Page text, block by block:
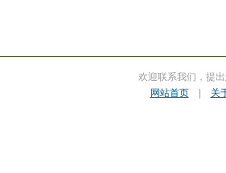
欢迎联系我们，提
网站首页| 关